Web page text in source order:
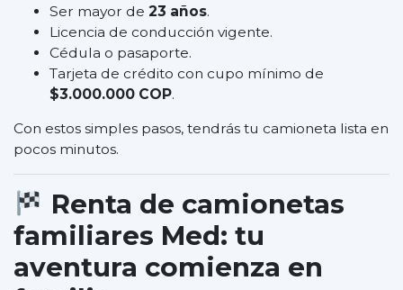
Ser mayor de 23 años.
Licencia de conducción vigente.
Cédula o pasaporte.
Tarjeta de crédito con cupo mínimo de
$3.000.000 COP.
Con estos simples pasos, tendrás tu camioneta lista en
pocos minutos.
Renta de camionetas
familiares Med: tu
aventura comienza en